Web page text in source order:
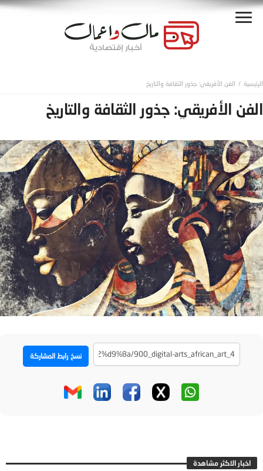
الفن الأفريقي: جذور الثقافة والتاريخ
الفن الأفريقي: جذور الثقافة والتاريخ
نسخ رابط المشاركة
اخبار الاكثر مشاهدة